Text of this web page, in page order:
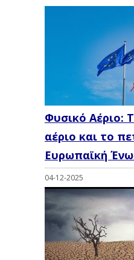
Φυσικό Αέριο:
αέριο και το
Ευρωπαϊκή
04-12-2025